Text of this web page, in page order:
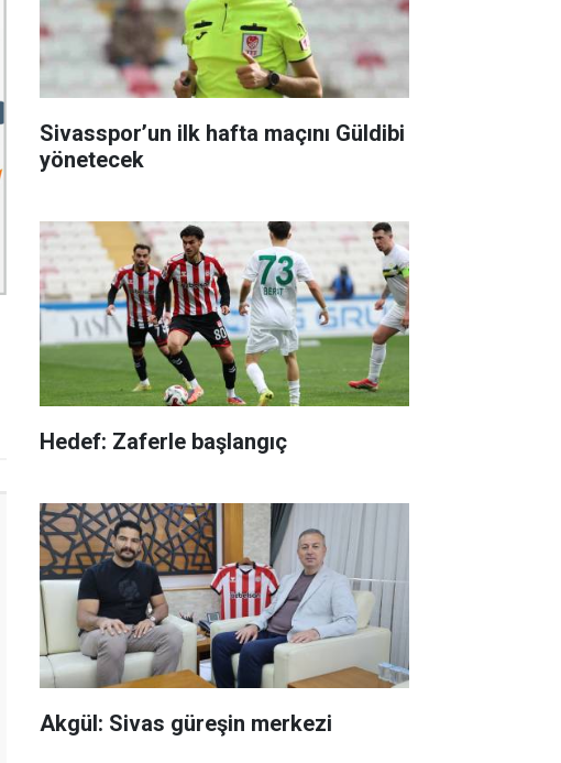
Sivasspor’un ilk hafta maçını Güldibi
yönetecek
Hedef: Zaferle başlangıç
Akgül: Sivas güreşin merkezi